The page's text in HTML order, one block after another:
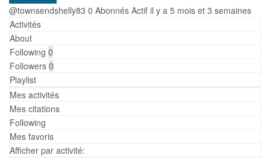
@townsendshelly83 0 Abonnés Actif il y a 5 mois et 3 semaines
Activités
About
Following 0
Followers 0
Playlist
Mes activités
Mes citations
Following
Mes favoris
Afficher par activité: